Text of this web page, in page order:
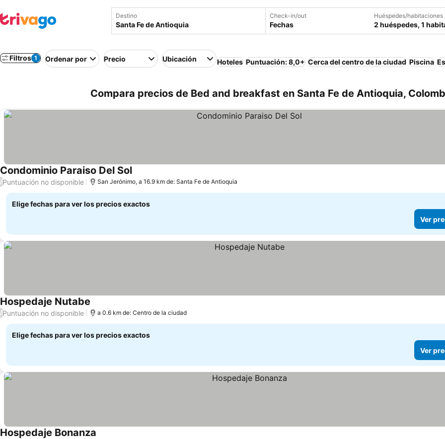
Destino Check-in/out
Fechas
Huéspedes/habitaciones
2 huéspedes, 1
Filtros 1 Ordenar por Precio Ubicación Hoteles Puntuación: 8,0+ Cerca del centro de la ciudad Piscina
Compara precios de Bed and breakfast en Santa Fe de Antioquia,
Condominio Paraiso Del Sol
/Puntuación no disponible San Jerónimo, a 16.9 km de: Santa Fe de Antioquia
Elige fechas para ver los precios exactos
Ver
Hospedaje Nutabe
/Puntuación no disponible a 0.6 km de: Centro de la ciudad
Elige fechas para ver los precios exactos
Ver
Hospedaje Bonanza